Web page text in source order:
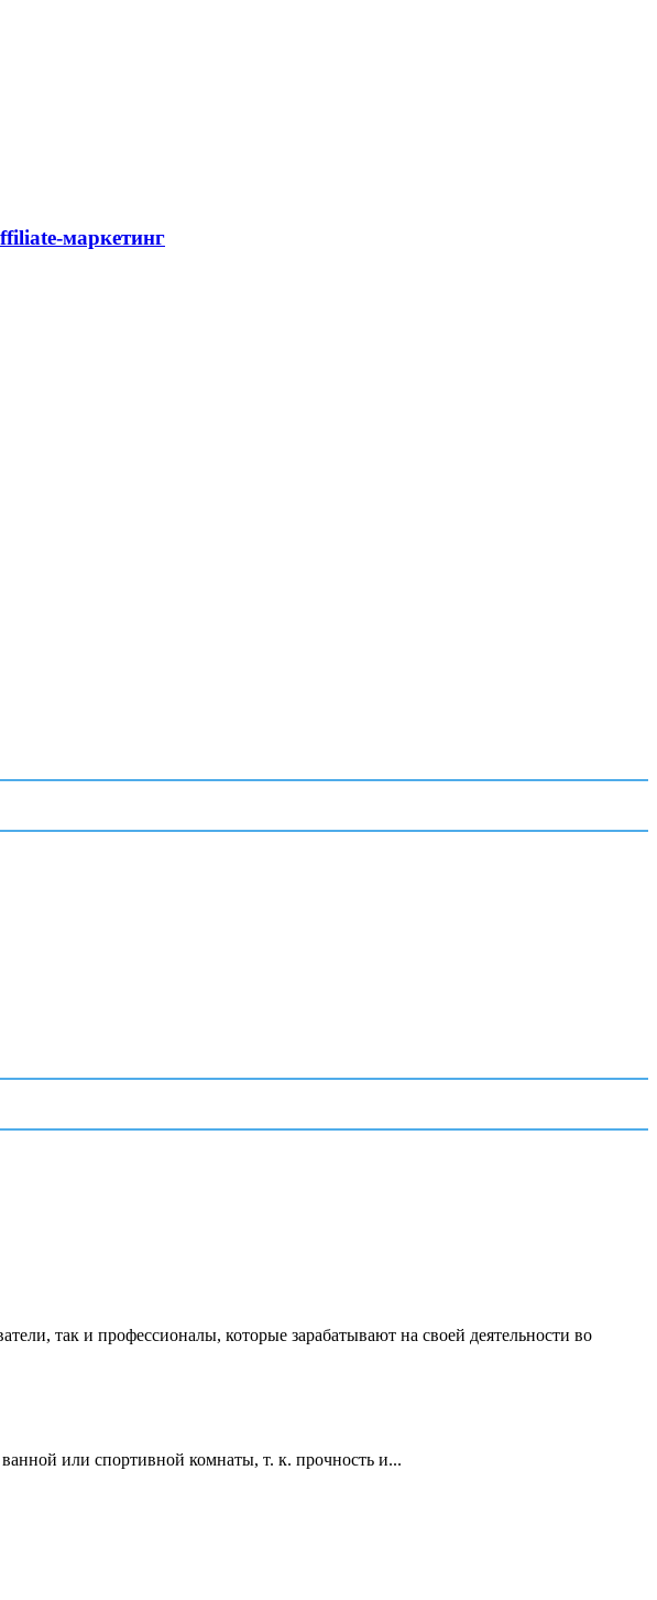
маркетинг
так и профессионалы, которые зарабатывают на своей деятельности во
или спортивной комнаты, т. к. прочность и...